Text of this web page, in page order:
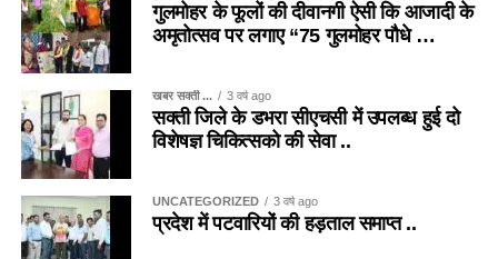
गुलमोहर के फूलों की दीवानगी ऐसी कि आजादी के
अमृतोत्सव पर लगाए “75 गुलमोहर पौधे …
खबर सक्ती ... 3 वर्ष ago
सक्ती जिले के डभरा सीएचसी में उपलब्ध हुई दो
विशेषज्ञ चिकित्सको की सेवा ..
UNCATEGORIZED 3 वर्ष ago
प्रदेश में पटवारियों की हड़ताल समाप्त ..